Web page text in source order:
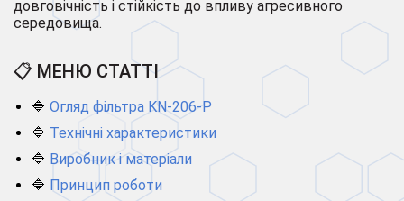
довговічність і стійкість до впливу агресивного
середовища.
📋 МЕНЮ СТАТТІ
🔷 Огляд фільтра KN-206-P
🔷 Технічні характеристики
🔷 Виробник і матеріали
🔷 Принцип роботи